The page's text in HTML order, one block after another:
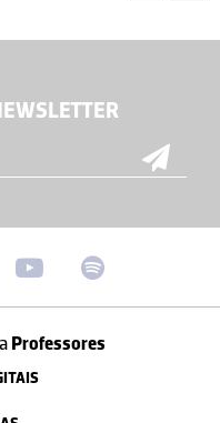
Professores